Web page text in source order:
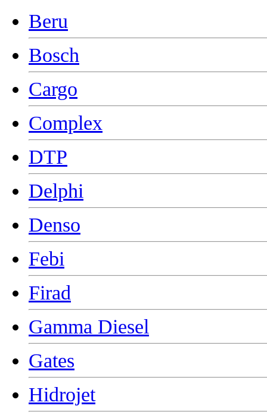
Beru
Bosch
Cargo
Complex
DTP
Delphi
Denso
Febi
Firad
Gamma Diesel
Gates
Hidrojet